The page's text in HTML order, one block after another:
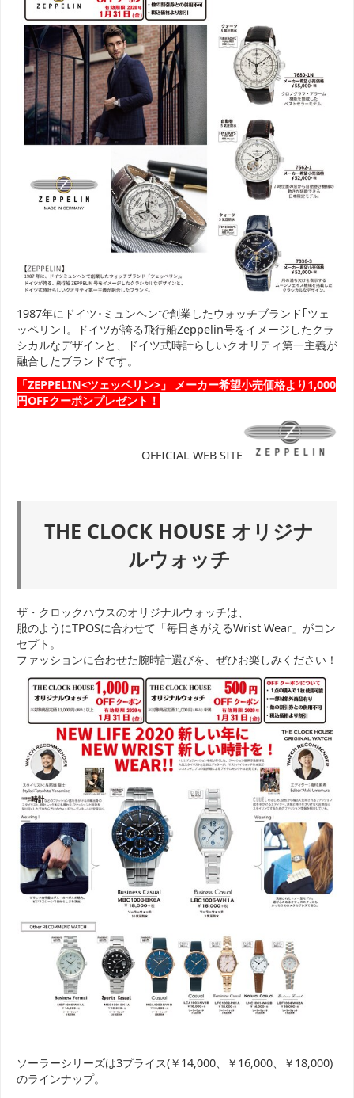
1987年にドイツ･ミュンヘンで創業したウォッチブランド｢ツェ
ッペリン｣。ドイツが誇る飛行船Zeppelin号をイメージしたクラ
シカルなデザインと、ドイツ式時計らしいクオリティ第一主義が
融合したブランドです。
「ZEPPELIN<ツェッペリン>」 メーカー希望小売価格より1,000
円OFFクーポンプレゼント！
OFFICIAL WEB SITE
THE CLOCK HOUSE オリジナ
ルウォッチ
ザ・クロックハウスのオリジナルウォッチは、
服のようにTPOSに合わせて「毎日きがえるWrist Wear」がコン
セプト。
ファッションに合わせた腕時計選びを、ぜひお楽しみください！
ソーラーシリーズは3プライス(￥14,000、￥16,000、￥18,000)
のラインナップ。